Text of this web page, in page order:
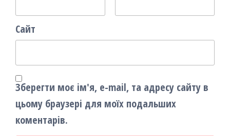
Сайт
Зберегти моє ім'я, e-mail, та адресу сайту в
цьому браузері для моїх подальших
коментарів.